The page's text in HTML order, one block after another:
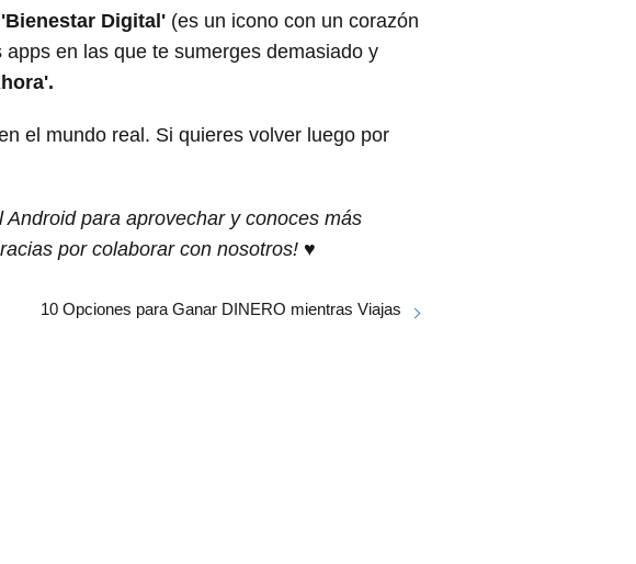
'Bienestar Digital' (es un icono con un corazón
apps en las que te sumerges demasiado y
el mundo real. Si quieres volver luego por
para aprovechar y conoces más
por colaborar con nosotros! ♥
10 Opciones para Ganar DINERO mientras Viajas